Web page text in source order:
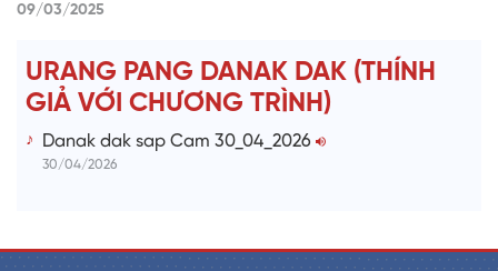
09/03/2025
URANG PANG DANAK DAK (THÍNH
GIẢ VỚI CHƯƠNG TRÌNH)
Danak dak sap Cam 30_04_2026
30/04/2026